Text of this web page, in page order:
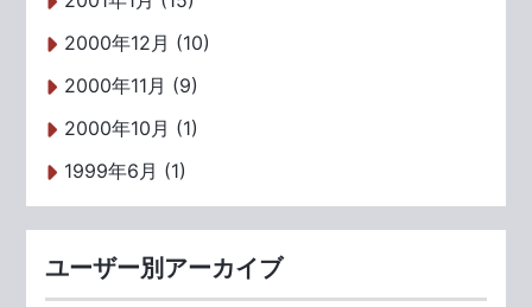
2000年12月 (10)
2000年11月 (9)
2000年10月 (1)
1999年6月 (1)
ユーザー別アーカイブ